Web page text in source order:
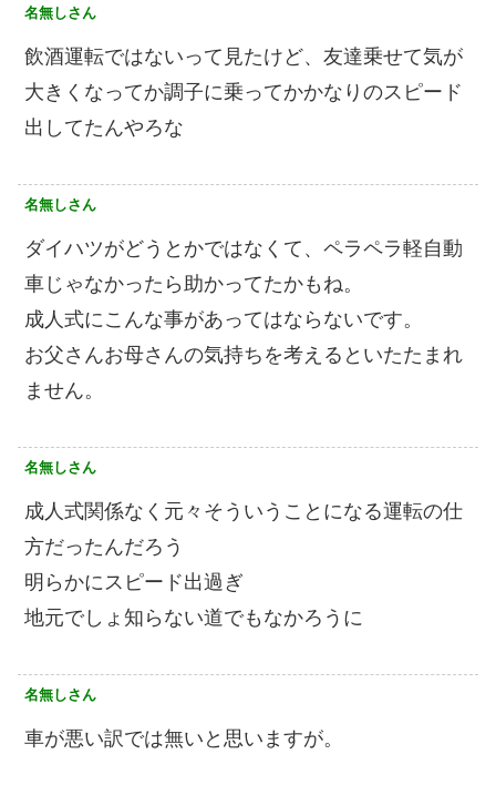
名無しさん
飲酒運転ではないって見たけど、友達乗せて気が
大きくなってか調子に乗ってかかなりのスピード
出してたんやろな
名無しさん
ダイハツがどうとかではなくて、ペラペラ軽自動
車じゃなかったら助かってたかもね。
成人式にこんな事があってはならないです。
お父さんお母さんの気持ちを考えるといたたまれ
ません。
名無しさん
成人式関係なく元々そういうことになる運転の仕
方だったんだろう
明らかにスピード出過ぎ
地元でしょ知らない道でもなかろうに
名無しさん
車が悪い訳では無いと思いますが。